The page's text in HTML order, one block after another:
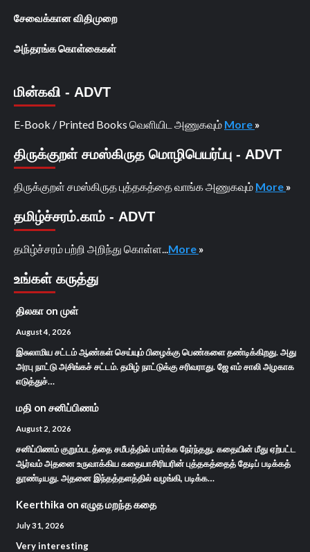
சேவைக்கான விதிமுறை
அந்தரங்க கொள்கைகள்
மின்கவி - ADVT
E-Book / Printed Books வெளியிட அணுகவும் More »
திருக்குறள் சமஸ்கிருத மொழிபெயர்ப்பு - ADVT
திருக்குறள் சமஸ்கிருத புத்தகத்தை வாங்க அணுகவும் More »
தமிழ்ச்சரம்.காம் - ADVT
தமிழ்ச்சரம் பற்றி அறிந்து கொள்ள... More »
உங்கள் கருத்து
திலகா on முள்
August 4, 2026
இசுலாமிய சட்டம் ஆண்கள் செய்யும் பிழைக்கு பெண்களை தண்டிக்கிறது. அது
அரபு நாட்டு அசிங்கச் சட்டம். தமிழ் நாட்டுக்கு சரிவராது. ஜே எம் சாலி அழகாக
எடுத்துச்…
மதி on சனிப்பிணம்
August 2, 2026
சனிப்பிணம் குறும்படத்தை சமீபத்தில் பார்க்க நேர்ந்தது. கதையின் மீது ஏற்பட்ட
ஆர்வம் அதனை உருவாக்கிய கதையாசிரியரின் புத்தகத்தைத் தேடிப் படிக்கத்
தூண்டியது. அதனை இந்தத்தளத்தில் வழங்கி, படிக்க…
Keerthika on எழுத மறந்த கதை
July 31, 2026
Very interesting